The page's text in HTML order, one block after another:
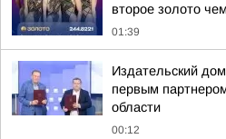
второе золото
01:39
Издательский
первым
области
00:12